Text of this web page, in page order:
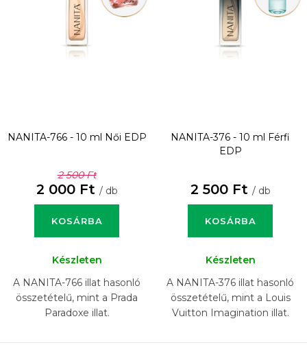
NANITA-766 - 10 ml Női EDP
2 500 Ft
2 000 Ft / db
KOSÁRBA
Készleten
A NANITA-766 illat hasonló
összetételű, mint a Prada
Paradoxe illat.
NANITA-376 - 10 ml Férfi
EDP
2 500 Ft / db
KOSÁRBA
Készleten
A NANITA-376 illat hasonló
összetételű, mint a Louis
Vuitton Imagination illat.